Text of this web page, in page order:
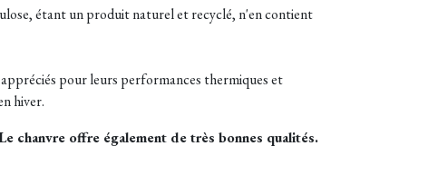
étant un produit naturel et recyclé, n'en contient
pour leurs performances thermiques et
hiver.
chanvre offre également de très bonnes qualités.